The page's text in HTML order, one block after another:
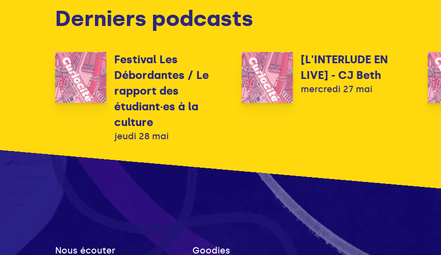
Derniers podcasts
Festival Les
Débordantes / Le
rapport des
étudiant·es à la
culture
jeudi 28 mai
[L'INTERLUDE EN
LIVE] - CJ Beth
mercredi 27 mai
Nous écouter Goodies